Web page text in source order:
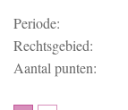
Periode:
Rechtsgebied:
Aantal punten: